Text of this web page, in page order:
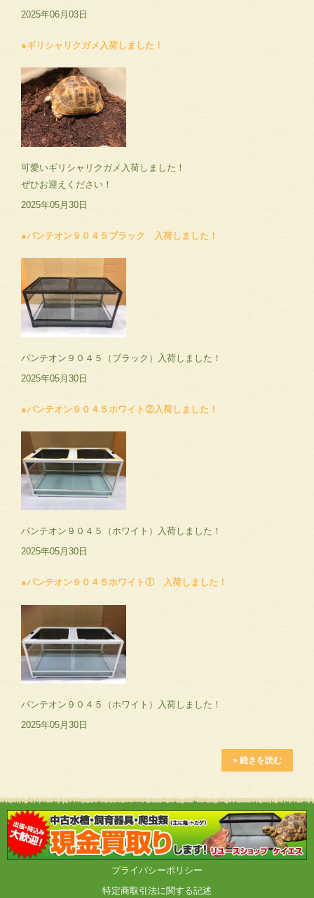
2025年06月03日
●ギリシャリクガメ入荷しました！
可愛いギリシャリクガメ入荷しました！
ぜひお迎えください！
2025年05月30日
●パンテオン９０４５ブラック 入荷しました！
パンテオン９０４５（ブラック）入荷しました！
2025年05月30日
●パンテオン９０４５ホワイト②入荷しました！
パンテオン９０４５（ホワイト）入荷しました！
2025年05月30日
●パンテオン９０４５ホワイト① 入荷しました！
パンテオン９０４５（ホワイト）入荷しました！
2025年05月30日
» 続きを読む
プライバシーポリシー
特定商取引法に関する記述